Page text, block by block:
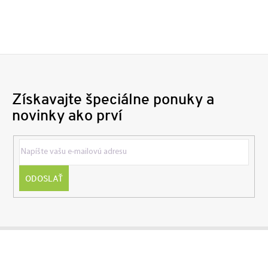
Získavajte špeciálne ponuky a
novinky ako prví
ODOSLAŤ